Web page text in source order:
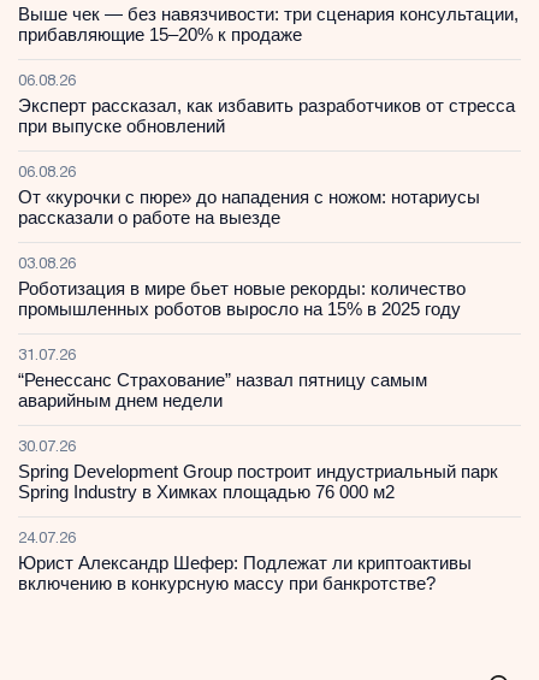
Выше чек — без навязчивости: три сценария консультации,
прибавляющие 15–20% к продаже
06.08.26
Эксперт рассказал, как избавить разработчиков от стресса
при выпуске обновлений
06.08.26
От «курочки с пюре» до нападения с ножом: нотариусы
рассказали о работе на выезде
03.08.26
Роботизация в мире бьет новые рекорды: количество
промышленных роботов выросло на 15% в 2025 году
31.07.26
“Ренессанс Страхование” назвал пятницу самым
аварийным днем недели
30.07.26
Spring Development Group построит индустриальный парк
Spring Industry в Химках площадью 76 000 м2
24.07.26
Юрист Александр Шефер: Подлежат ли криптоактивы
включению в конкурсную массу при банкротстве?